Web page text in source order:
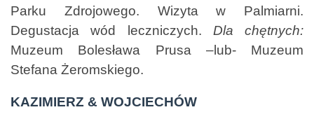
Parku
Zdrojowego. Wizyta w Palmiarni.
Degustacja wód leczniczych. Dla chętnych:
Muzeum Bolesława
Prusa –lub- Muzeum
Stefana Żeromskiego.
KAZIMIERZ & WOJCIECHÓW